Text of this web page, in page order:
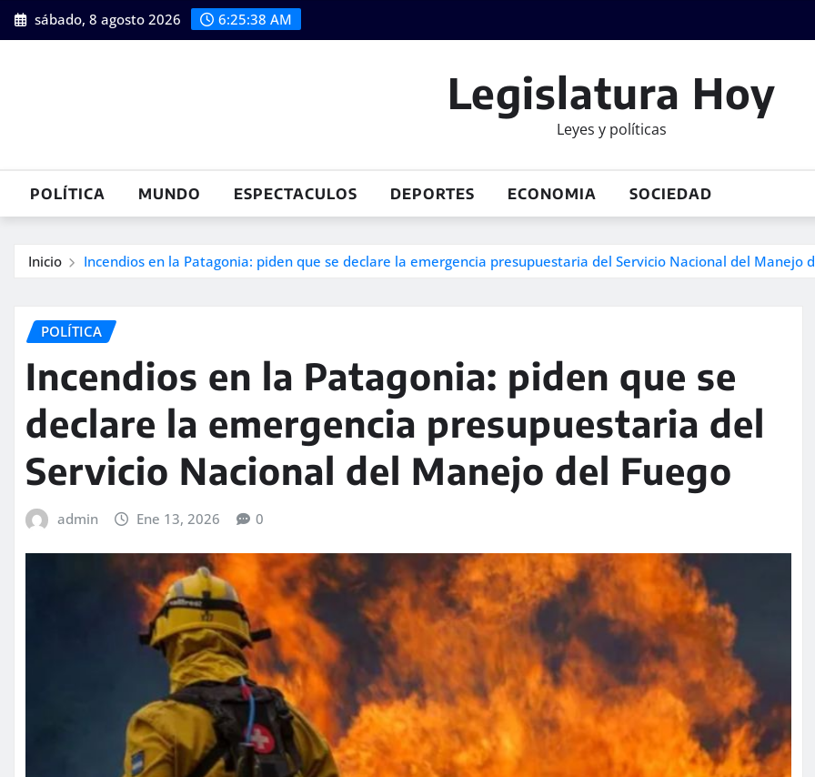
Saltar
al
sábado, 8 agosto 2026 6:25:39 AM
Legislatura Hoy
Leyes y políticas
POLÍTICA MUNDO ESPECTACULOS DEPORTES ECONOMIA SOCIEDAD
Inicio Incendios en la Patagonia: piden que se declare la emergencia presupuestaria del Servicio Nacional del Manejo
POLÍTICA
Incendios en la Patagonia: piden que se
declare la emergencia presupuestaria del
Servicio Nacional del Manejo del Fuego
admin Ene 13, 2026 0